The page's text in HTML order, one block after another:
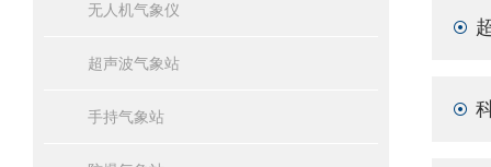
无人机气象仪
超声波气象站
手持气象站